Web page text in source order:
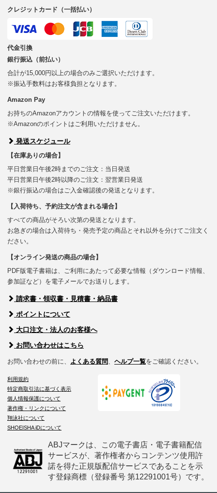
クレジットカード（一括払い）
代金引換
銀行振込（前払い）
合計が15,000円以上の場合のみご選択いただけます。
※振込手数料はお客様負担となります。
Amazon Pay
お持ちのAmazonアカウントの情報を使ってご注文いただけます。
※Amazonのポイントはご利用いただけません。
発送スケジュール
【在庫ありの場合】
平日営業日午後2時までのご注文：当日発送
平日営業日午後2時以降のご注文：翌営業日発送
※銀行振込の場合はご入金確認後の発送となります。
【入荷待ち、予約注文が含まれる場合】
すべての商品がそろい次第の発送となります。
お急ぎの場合は入荷待ち・発売予定の商品とそれ以外を分けてご注文く
ださい。
【オンライン発送の商品の場合】
PDF版電子書籍は、ご利用にあたって必要な情報（ダウンロード情報、
参加証など）を電子メールでお送りします。
請求書・領収書・見積書・納品書
ポイントについて
大口注文・法人のお客様へ
お問い合わせはこちら
お問い合わせの前に、 よくある質問、 ヘルプ一覧をご確認ください。
利用規約
特定商取引法に基づく表示
個人情報保護について
著作権・リンクについて
翔泳社について
SHOEISHA iDについて
ABJマークは、この電子書店・電子書籍配信
サービスが、著作権者からコンテンツ使用許
諾を得た正規版配信サービスであることを示
す登録商標（登録番号 第12291001号）です。